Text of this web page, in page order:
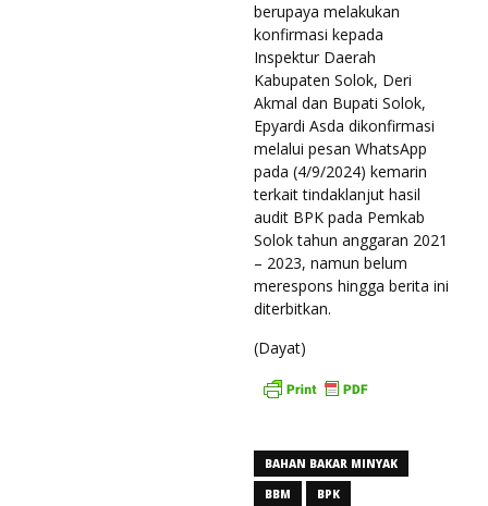
berupaya melakukan
konfirmasi kepada
Inspektur Daerah
Kabupaten Solok, Deri
Akmal dan Bupati Solok,
Epyardi Asda dikonfirmasi
melalui pesan WhatsApp
pada (4/9/2024) kemarin
terkait tindaklanjut hasil
audit BPK pada Pemkab
Solok tahun anggaran 2021
– 2023, namun belum
merespons hingga berita ini
diterbitkan.
(Dayat)
BAHAN BAKAR MINYAK
BBM
BPK